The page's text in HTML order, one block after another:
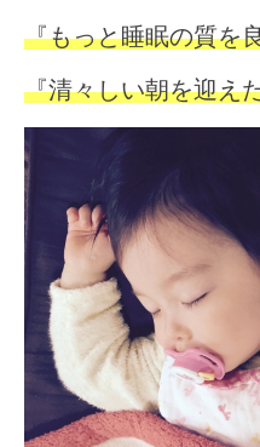
『もっと睡眠の質を
『清々しい朝を迎え